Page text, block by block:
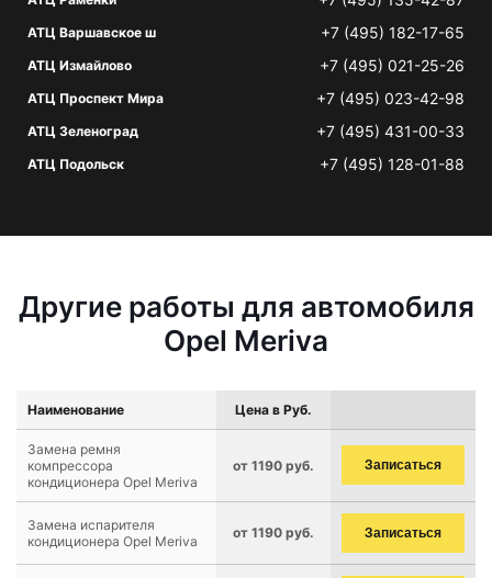
АТЦ Варшавское ш +7 (495) 182-17-65
АТЦ Измайлово +7 (495) 021-25-26
АТЦ Проспект Мира +7 (495) 023-42-98
АТЦ Зеленоград +7 (495) 431-00-33
АТЦ Подольск +7 (495) 128-01-88
Другие работы для автомобиля
Opel Meriva
Наименование Цена в Руб.
Замена ремня
компрессора
кондиционера Opel Meriva
от 1190 руб. Записаться
Замена испарителя
кондиционера Opel Meriva
от 1190 руб. Записаться